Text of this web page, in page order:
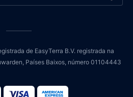
de EasyTerra B.V. registrada na
Países Baixos, número 01104443